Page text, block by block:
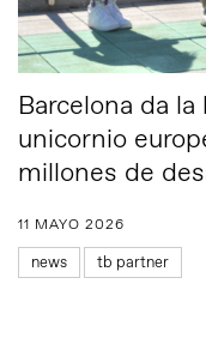
Barcelona da
unicornio
millones de
11 MAYO 2026
news tb partner